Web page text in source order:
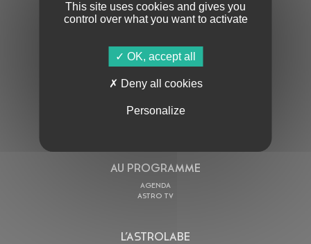
S'ABONNER À LA NEWSLETTER
AU PROGRAMME
AGENDA
ASTRO TV
L’ASTROLABE
This site uses cookies and gives you
control over what you want to activate
OK, accept all
Deny all cookies
Personalize